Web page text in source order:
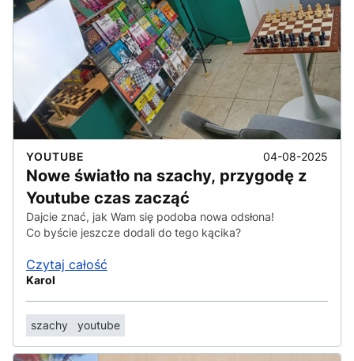
YOUTUBE 04-08-2025
Nowe światło na szachy, przygodę z
Youtube czas zacząć
Dajcie znać, jak Wam się podoba nowa odsłona!
Co byście jeszcze dodali do tego kącika?
Czytaj całość
Karol
szachy youtube